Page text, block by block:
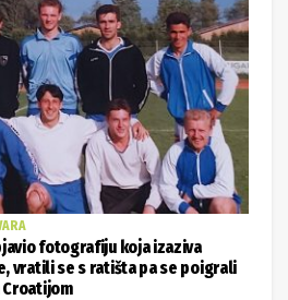
fotografiju koja izaziva
vratili se s ratišta pa se poigrali